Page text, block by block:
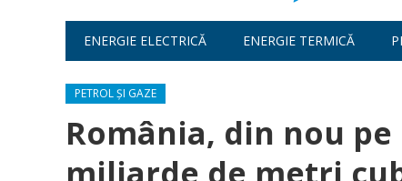
ENERGIE ELECTRICĂ ENERGIE TERMICĂ
PETROL ȘI GAZE
România, din nou